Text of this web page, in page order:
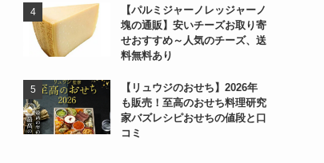
【パルミジャーノレッジャーノ
塊の通販】安いチーズお取り寄
せおすすめ～人気のチーズ、送
料無料あり
【リュウジのおせち】2026年
も販売！至高のおせち料理研究
家バズレシピおせちの値段と口
コミ